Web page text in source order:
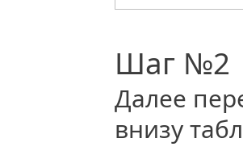
Шаг №2
Далее
внизу